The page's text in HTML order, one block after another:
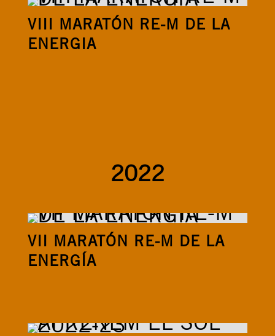
VIII MARATÓN RE-M DE LA
ENERGIA
2022
VII MARATÓN RE-M DE LA
ENERGÍA